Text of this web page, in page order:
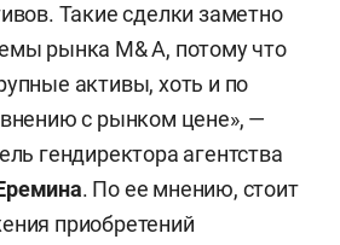
Такие сделки заметно
рынка M& A, потому что
активы, хоть и по
с рынком цене», —
гендиректора агентства
. По ее мнению, стоит
приобретений